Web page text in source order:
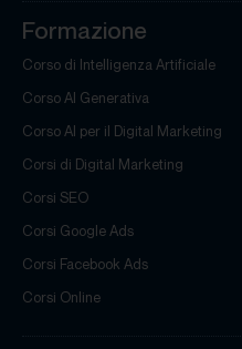
Formazione
Corso di Intelligenza Artificiale
Corso AI Generativa
Corso AI per il Digital Marketing
Corsi di Digital Marketing
Corsi SEO
Corsi Google Ads
Corsi Facebook Ads
Corsi Online